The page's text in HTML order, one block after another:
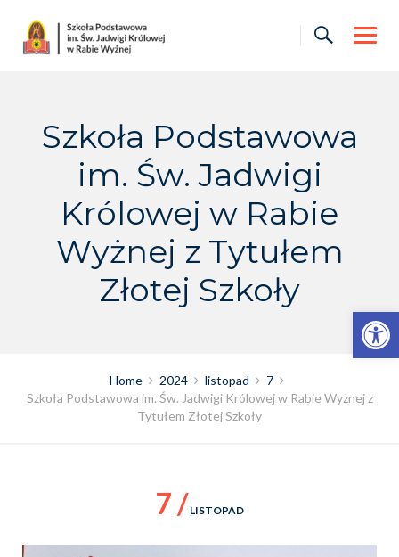
Otwórz pasek narzędzi
content
Szkoła Podstawowa
im. Św. Jadwigi
Królowej w Rabie
Wyżnej z Tytułem
Złotej Szkoły
Home 2024 listopad
7
Szkoła Podstawowa im. Św. Jadwigi Królowej w Rabie Wyżnej z
Tytułem Złotej Szkoły
7 / LISTOPAD